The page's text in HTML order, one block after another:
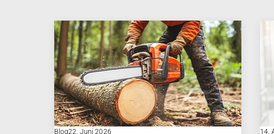
Blog22. Juni 2026 14.